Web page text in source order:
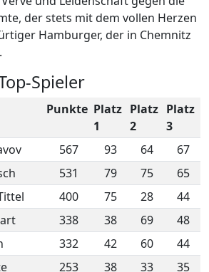
der stets mit dem vollen Herzen
Hamburger, der in Chemnitz
Spieler
Punkte Platz
1
Platz
2
Platz
3
567 93 64
67
531 79 75
65
400 75 28
44
338 38 69
48
332 42 60
44
253 38 33
35